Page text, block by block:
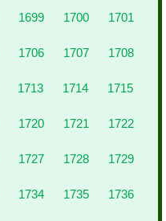
1699 1700 1701
1706 1707 1708
1713 1714 1715
1720 1721 1722
1727 1728 1729
1734 1735 1736